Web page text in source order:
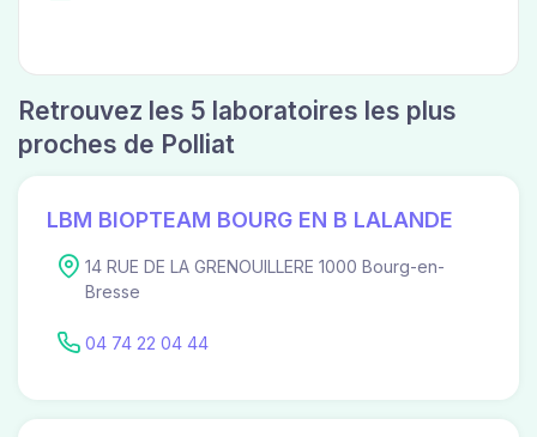
Retrouvez les 5 laboratoires les plus
proches de Polliat
LBM BIOPTEAM BOURG EN B LALANDE
14 RUE DE LA GRENOUILLERE 1000 Bourg-en-
Bresse
04 74 22 04 44